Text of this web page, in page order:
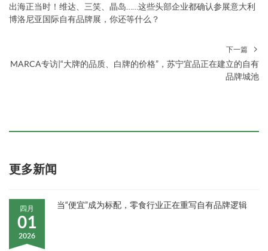
出海正当时！维达、三笑、晶岛……这些头部企业都确认参展意大利
博洛尼亚国际自有品牌展，你还等什么？
下一篇
MARCA专访|“大牌的品质、白牌的价格”，苏宁宜品正在建立的自有
品牌城池
更多新闻
四月
01
2026
当“便宜”成为标配，零食行业正在重写自有品牌逻辑